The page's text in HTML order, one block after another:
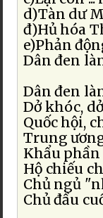
d)Tàn dư
đ)Hủ hóa
e)Phản
Dân đen
Dân đen
Dở khóc,
Quốc hội,
Trung
Khẩu phần
Hộ chiếu
Chủ ngủ
Chủ đầu